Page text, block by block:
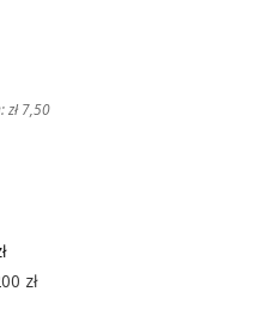
zł 7,50
zł